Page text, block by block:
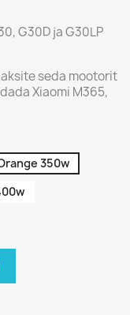
G30D ja G30LP
seda mootorit
Xiaomi M365,
350w